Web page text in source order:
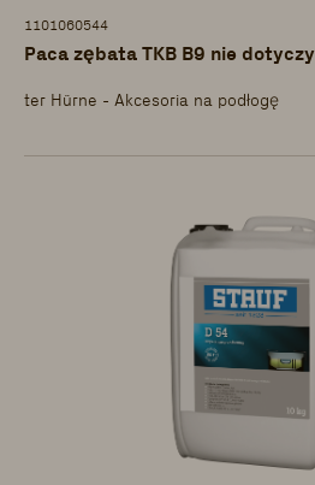
1101060544
Paca zębata TKB B9 nie dotyczy
ter Hürne - Akcesoria na podłogę